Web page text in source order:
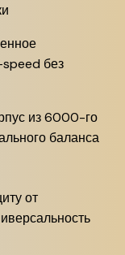
speed без
из 6000-го
баланса
от